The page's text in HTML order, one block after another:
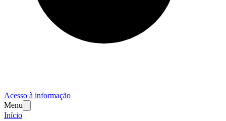
Acesso à informação
Menu
Início